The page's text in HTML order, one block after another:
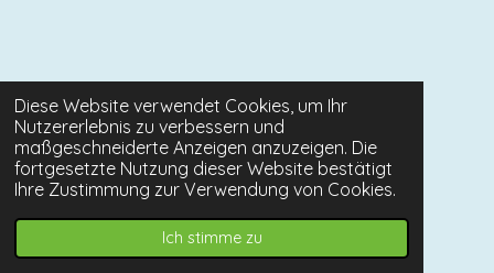
Diese Website verwendet Cookies, um Ihr
Nutzererlebnis zu verbessern und
maßgeschneiderte Anzeigen anzuzeigen. Die
fortgesetzte Nutzung dieser Website bestätigt
Ihre Zustimmung zur Verwendung von Cookies.
Ich stimme zu